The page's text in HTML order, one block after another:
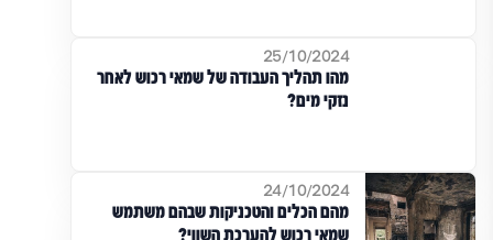
25/10/2024
מהו תהליך העבודה של שמאי רכוש לאחר
נזקי מים?
24/10/2024
מהם הכלים והטכניקות שבהם משתמש
שמאי רכוש להערכת השווי?